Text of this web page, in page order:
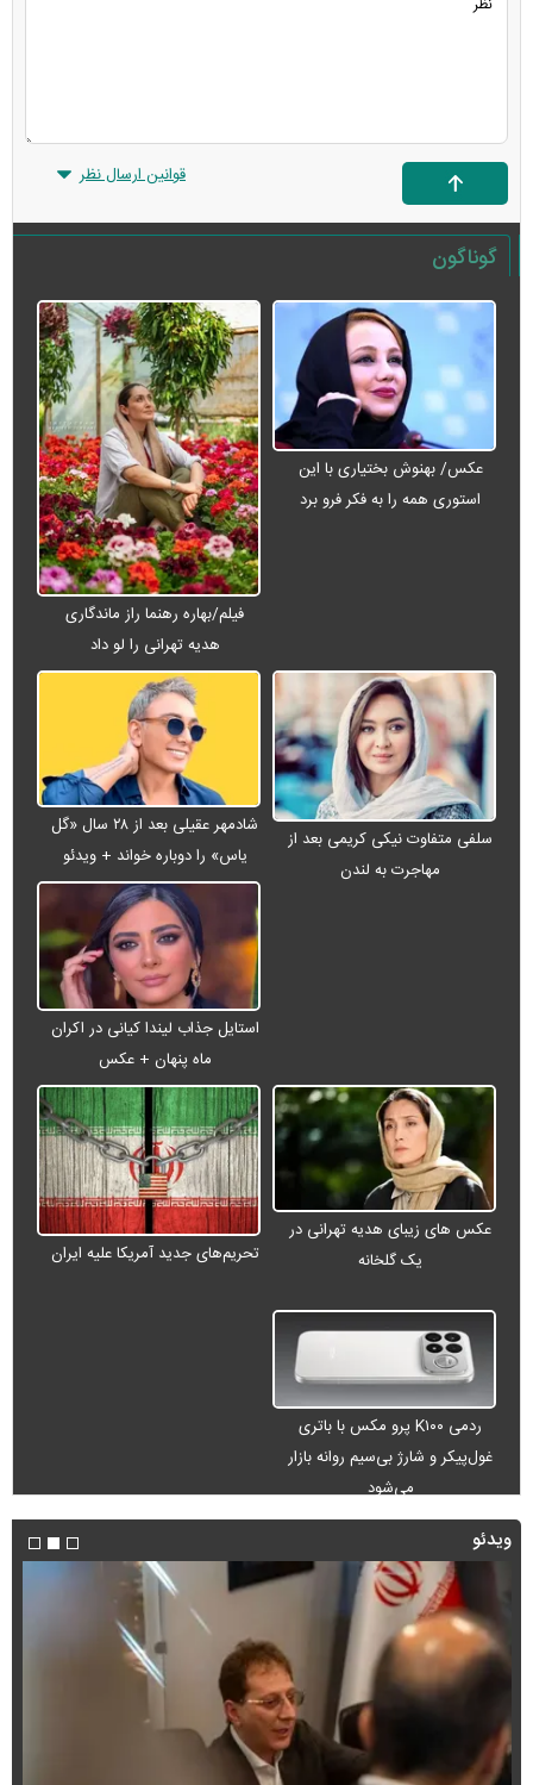
قوانین ارسال نظر
گوناگون
عکس/ بهنوش بختیاری با این
استوری همه را به فکر فرو برد
فیلم/بهاره رهنما راز ماندگاری
هدیه تهرانی را لو داد
سلفی متفاوت نیکی کریمی بعد از
مهاجرت به لندن
شادمهر عقیلی بعد از ۲۸ سال «گل
یاس» را دوباره خواند + ویدئو
استایل جذاب لیندا کیانی در اکران
ماه پنهان + عکس
عکس های زیبای هدیه تهرانی در
یک گلخانه
تحریم‌های جدید آمریکا علیه ایران
ردمی K۱۰۰ پرو مکس با باتری
غول‌پیکر و شارژ بی‌سیم روانه بازار
می‌شود
ویدئو